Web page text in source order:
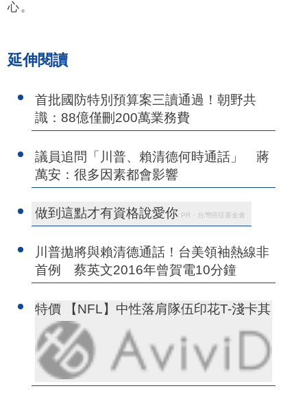
心。
延伸閱讀
首批國防特別預算案三讀通過！朝野共
識：88億僅刪200萬業務費
議員追問「川普、賴清德何時通話」 蔣
萬安：很多因素都會影響
做到這點才有資格說愛你 PR・台灣癌症基金會
川普拋將與賴清德通話！台美領袖熱線非
首例 蔡英文2016年曾賀電10分鐘
特價 【NFL】中性落肩隊伍印花T-淺卡其